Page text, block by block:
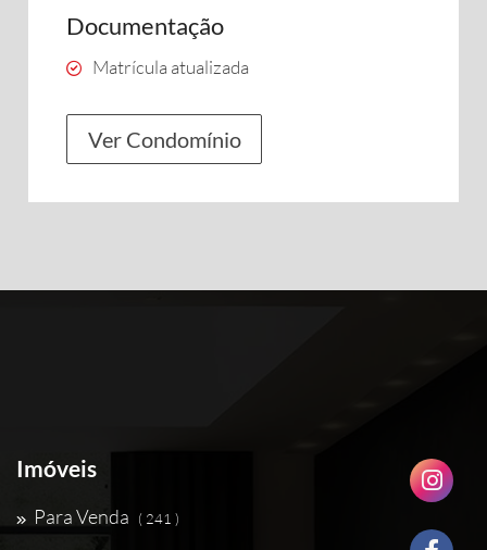
Documentação
Matrícula atualizada
Ver Condomínio
Imóveis
Para Venda ( 241 )